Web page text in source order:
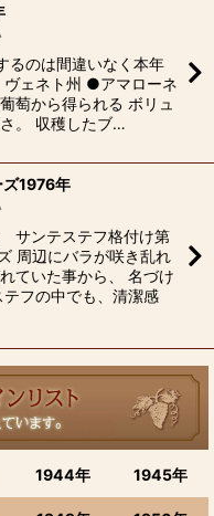
るのは間違いなく本年
ェネト州 ●アマローネ
萄から得られる ボリュ
。 収穫したブ…
ズ1976年
サンテステフ格付け第
周辺にバラが咲き乱れ
ていた事から、 名づけ
フの中でも、清潔感
1944年 1945年